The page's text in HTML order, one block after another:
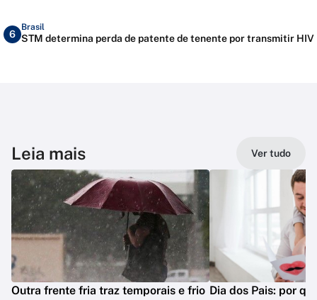
6
Brasil
STM determina perda de patente de tenente por transmitir HIV
Leia mais Ver tudo
Outra frente fria traz temporais e frio Dia dos Pais: por